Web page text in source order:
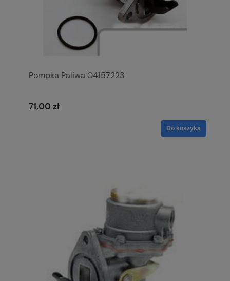
Pompka Paliwa 04157223
71,00 zł
Do koszyka